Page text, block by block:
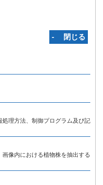
‐ 閉じる
理方法、制御プログラム及び記
像内における植物株を抽出する